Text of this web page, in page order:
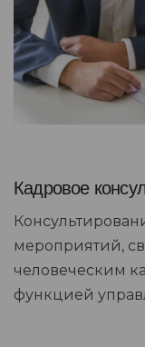
Кадровое
мероприятий,
человеческим
функцией